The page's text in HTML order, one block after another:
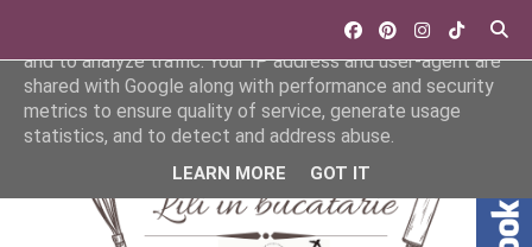
This site uses cookies from Google to deliver its services
and to analyze traffic. Your IP address and user-agent are
shared with Google along with performance and security
metrics to ensure quality of service, generate usage
statistics, and to detect and address abuse.
LEARN MORE GOT IT